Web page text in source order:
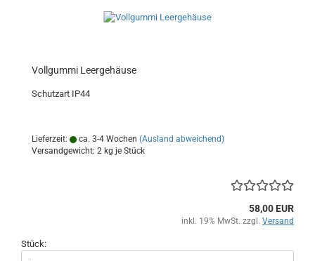
Vollgummi Leergehäuse
Schutzart IP44
Lieferzeit: ca. 3-4 Wochen (Ausland abweichend)
Versandgewicht: 2 kg je Stück
58,00 EUR
inkl. 19% MwSt. zzgl. Versand
Stück: